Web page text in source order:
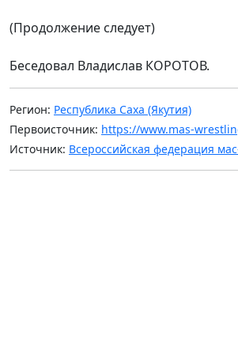
(Продолжение следует)
Беседовал Владислав КОРОТОВ.
Регион: Республика Саха (Якутия)
Первоисточник: https://www.mas-
Источник: Всероссийская федерация